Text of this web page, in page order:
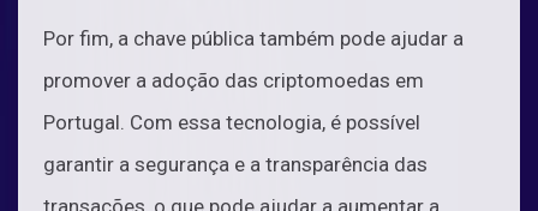
Por fim, a chave pública também pode ajudar a
promover a adoção das criptomoedas em
Portugal. Com essa tecnologia, é possível
garantir a segurança e a transparência das
transações, o que pode ajudar a aumentar a